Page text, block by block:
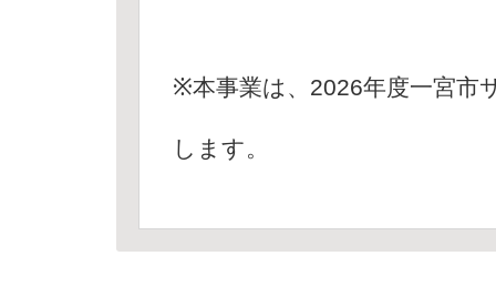
※本事業は、2026年度一宮市
します。